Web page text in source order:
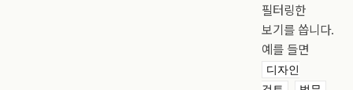
필터링한
보기를 씁니다.
예를 들면
디자인